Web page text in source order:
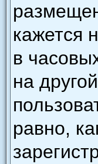
кажется
в
на
равно,